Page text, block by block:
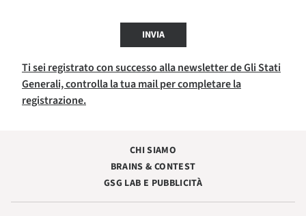
INVIA
Ti sei registrato con successo alla newsletter de Gli Stati
Generali, controlla la tua mail per completare la
registrazione.
CHI SIAMO
BRAINS & CONTEST
GSG LAB E PUBBLICITÀ